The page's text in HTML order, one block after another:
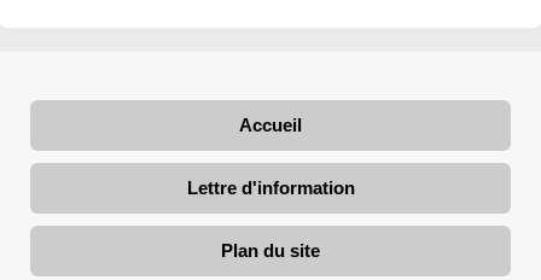
Accueil
Lettre d'information
Plan du site